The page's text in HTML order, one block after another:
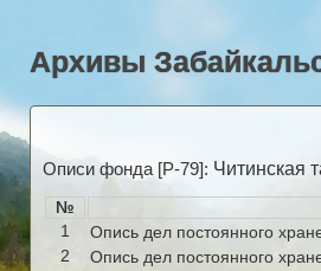
Архивы
Описи фонда [Р-79]: Читинская
№
1
Опись дел постоянного
2
Опись дел постоянного